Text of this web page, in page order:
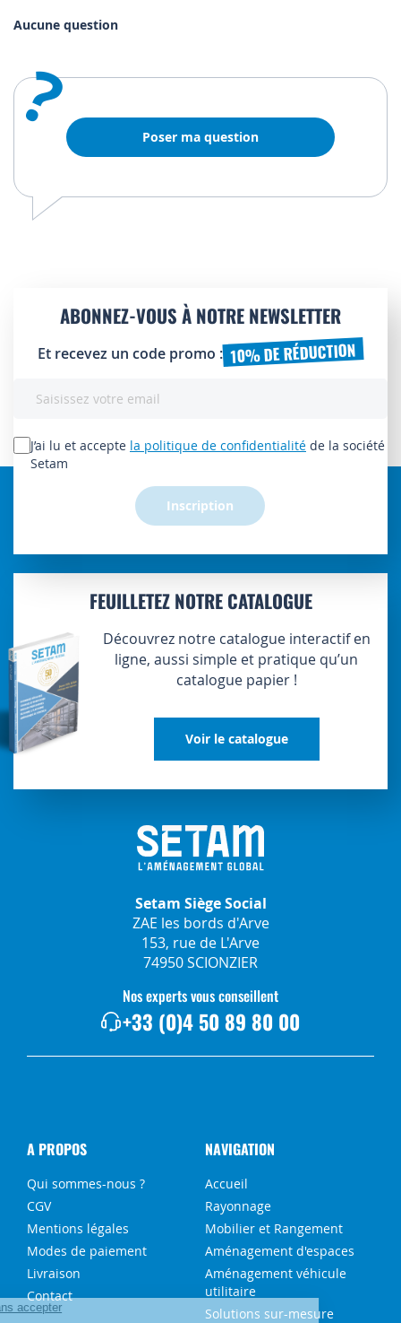
Aucune question
? Poser ma question
ABONNEZ-VOUS À NOTRE NEWSLETTER
Et recevez un code promo : 10% DE RÉDUCTION
lettre
d’information
J’ai lu et accepte la politique de confidentialité de la société
Setam
Inscription
FEUILLETEZ NOTRE CATALOGUE
Découvrez notre catalogue interactif en
ligne, aussi simple et pratique qu’un
catalogue papier !
Voir le catalogue
Setam Siège Social
ZAE les bords d'Arve
153, rue de L'Arve
74950 SCIONZIER
Nos experts vous conseillent
+33 (0)4 50 89 80 00
A PROPOS
Qui sommes-nous ?
CGV
Mentions légales
Modes de paiement
Livraison
Contact
NAVIGATION
Accueil
Rayonnage
Mobilier et Rangement
Aménagement d'espaces
Aménagement véhicule
utilitaire
Solutions sur-mesure